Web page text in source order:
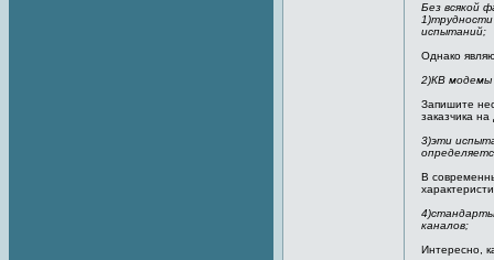
Без всякой
испытаний;
Однако
2)КВ модемы
Запишите
заказчика
3)эти
В
каналов;
Интересно,